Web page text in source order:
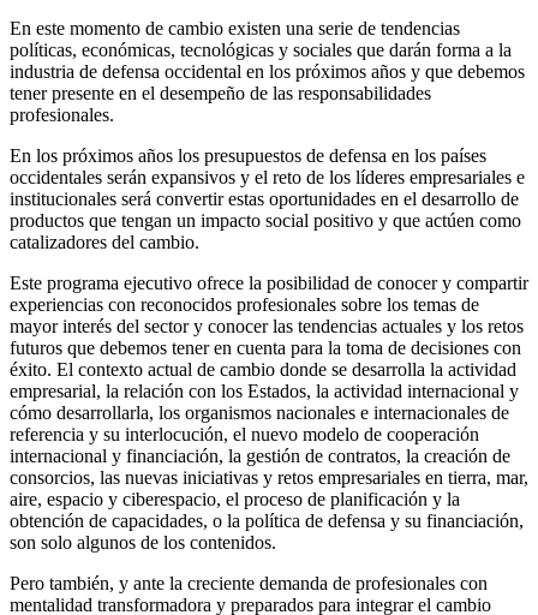
En este momento de cambio existen una serie de tendencias
políticas, económicas, tecnológicas y sociales que darán forma a la
industria de defensa occidental en los próximos años y que debemos
tener presente en el desempeño de las responsabilidades
profesionales.
En los próximos años los presupuestos de defensa en los países
occidentales serán expansivos y el reto de los líderes empresariales e
institucionales será convertir estas oportunidades en el desarrollo de
productos que tengan un impacto social positivo y que actúen como
catalizadores del cambio.
Este programa ejecutivo ofrece la posibilidad de conocer y compartir
experiencias con reconocidos profesionales sobre los temas de
mayor interés del sector y conocer las tendencias actuales y los retos
futuros que debemos tener en cuenta para la toma de decisiones con
éxito. El contexto actual de cambio donde se desarrolla la actividad
empresarial, la relación con los Estados, la actividad internacional y
cómo desarrollarla, los organismos nacionales e internacionales de
referencia y su interlocución, el nuevo modelo de cooperación
internacional y financiación, la gestión de contratos, la creación de
consorcios, las nuevas iniciativas y retos empresariales en tierra, mar,
aire, espacio y ciberespacio, el proceso de planificación y la
obtención de capacidades, o la política de defensa y su financiación,
son solo algunos de los contenidos.
Pero también, y ante la creciente demanda de profesionales con
mentalidad transformadora y preparados para integrar el cambio